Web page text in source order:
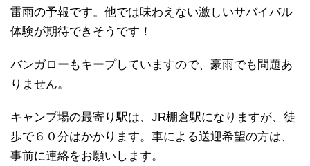
雷雨の予報です。他では味わえない激しいサバイバル
体験が期待できそうです！
バンガローもキープしていますので、豪雨でも問題あ
りません。
キャンプ場の最寄り駅は、JR棚倉駅になりますが、徒
歩で６０分はかかります。車による送迎希望の方は、
事前に連絡をお願いします。